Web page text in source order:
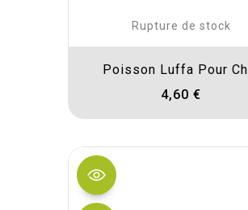
Rupture de stock
Poisson Luffa Pour
4,60 €